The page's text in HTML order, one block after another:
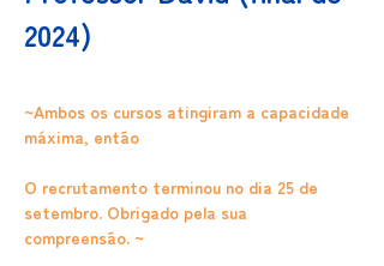
2024)
~Ambos os cursos atingiram a capacidade
máxima, então
O recrutamento terminou no dia 25 de
setembro. Obrigado pela sua
compreensão. ~